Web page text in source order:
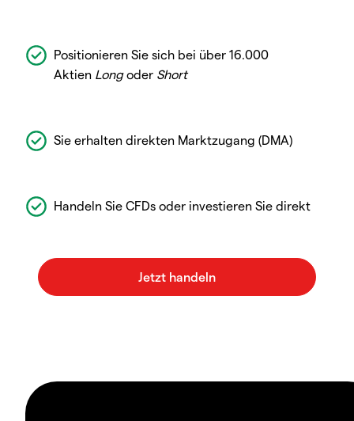
Positionieren Sie sich bei über 16.000
Aktien Longoder Short
Sie erhalten direkten Marktzugang (DMA)
Handeln Sie CFDs oder investieren Sie direkt